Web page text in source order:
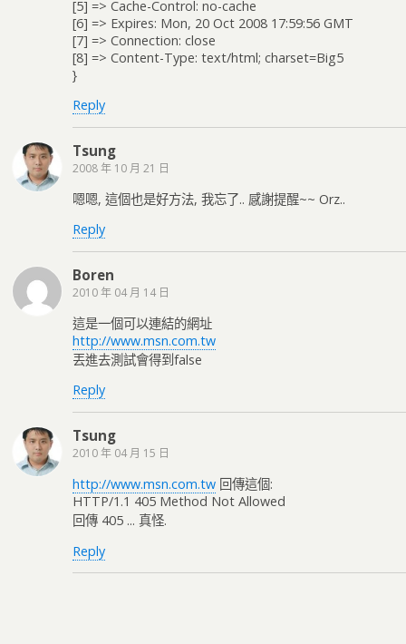
[5] => Cache-Control: no-cache
[6] => Expires: Mon, 20 Oct 2008 17:59:56 GMT
[7] => Connection: close
[8] => Content-Type: text/html; charset=Big5
}
Reply
Tsung
2008 年 10 月 21 日
嗯嗯, 這個也是好方法, 我忘了.. 感謝提醒~~ Orz..
Reply
Boren
2010 年 04 月 14 日
這是一個可以連結的網址
http://www.msn.com.tw
丟進去測試會得到false
Reply
Tsung
2010 年 04 月 15 日
http://www.msn.com.tw 回傳這個:
HTTP/1.1 405 Method Not Allowed
回傳 405 ... 真怪.
Reply